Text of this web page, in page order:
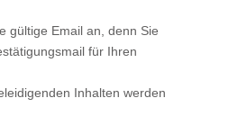
gültige Email an, denn Sie
für Ihren
Inhalten werden